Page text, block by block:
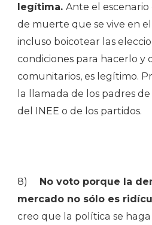
legítima. Ante el escenario
de muerte que se vive en
incluso boicotear las
condiciones para hacerlo y
comunitarios, es legítimo.
la llamada de los padres
del INEE o de los partidos.
8) No voto porque la
mercado no sólo es
creo que la política se haga